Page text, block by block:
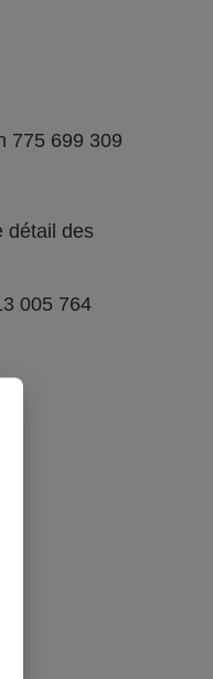
775 699 309
détail des
005 764